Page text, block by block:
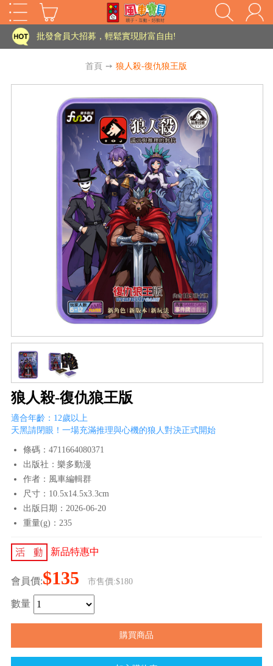
HOT
家長樂了!「風車書版集團暨FOOD超人企業總部」目前正興建中!
批發會員大招募，輕鬆實現財富自由!
老師您好!!幼教會員火熱招募中~
海外購物免煩惱！點我查看『海外購物流程說明』
批發會員大招募，輕鬆實現財富自由!
老師您好!!幼教會員火熱招募中~
海外購物免煩惱！點我查看『海外購物流程說明』
首頁 ➙ 狼人殺-復仇狼王版
狼人殺-復仇狼王版
適合年齡：12歲以上
天黑請閉眼！一場充滿推理與心機的狼人對決正式開始
條碼：4711664080371
出版社：樂多動漫
作者：風車編輯群
尺寸：10.5x14.5x3.3cm
出版日期：2026-06-20
重量(g)：235
新品特惠中
會員價:$135 市售價:$180
數量